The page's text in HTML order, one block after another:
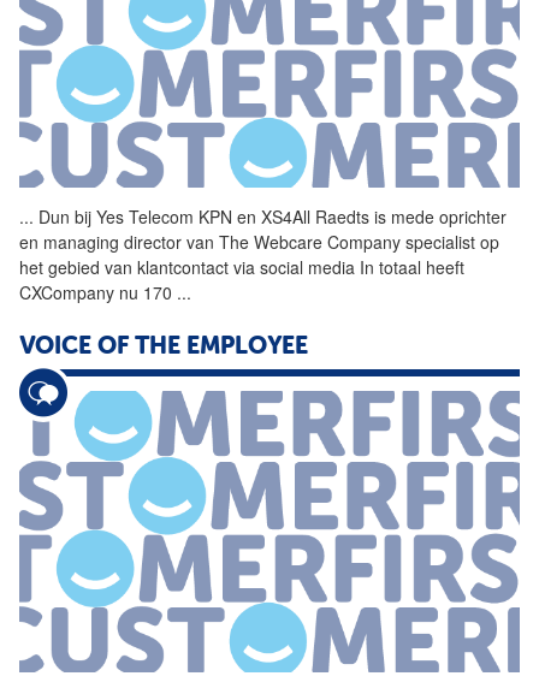
... Dun bij Yes Telecom KPN en XS4All Raedts is mede oprichter
en managing director van The Webcare Company specialist op
het gebied van klantcontact via social media In totaal heeft
CXCompany nu 170 ...
VOICE OF THE EMPLOYEE